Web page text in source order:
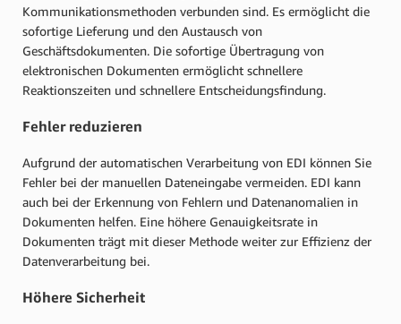
Kommunikationsmethoden verbunden sind. Es ermöglicht die
sofortige Lieferung und den Austausch von
Geschäftsdokumenten. Die sofortige Übertragung von
elektronischen Dokumenten ermöglicht schnellere
Reaktionszeiten und schnellere Entscheidungsfindung.
Fehler reduzieren
Aufgrund der automatischen Verarbeitung von EDI können Sie
Fehler bei der manuellen Dateneingabe vermeiden. EDI kann
auch bei der Erkennung von Fehlern und Datenanomalien in
Dokumenten helfen. Eine höhere Genauigkeitsrate in
Dokumenten trägt mit dieser Methode weiter zur Effizienz der
Datenverarbeitung bei.
Höhere Sicherheit